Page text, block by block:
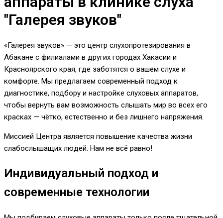
"Галерея звуков"
«Галерея звуков» — это центр слухопротезирования в
Абакане с филиалами в других городах Хакасии и
Красноярского края, где заботятся о вашем слухе и
комфорте. Мы предлагаем современный подход к
диагностике, подбору и настройке слуховых аппаратов,
чтобы вернуть вам возможность слышать мир во всех его
красках — чётко, естественно и без лишнего напряжения.
Миссией Центра является повышение качества жизни
слабослышащих людей. Нам не всё равно!
Индивидуальный подход и
современные технологии